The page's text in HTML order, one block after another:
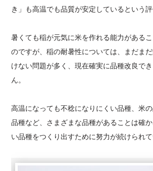
き」も高温でも品質が安定しているという評
暑くても稲が元気に米を作れる能力がある
のですが、稲の耐暑性については、まだま
けない問題が多く、現在確実に品種改良で
ん。
高温になっても不稔になりにくい品種、米
品種など、さまざまな品種があることは確
い品種をつくり出すために努力が続けられて